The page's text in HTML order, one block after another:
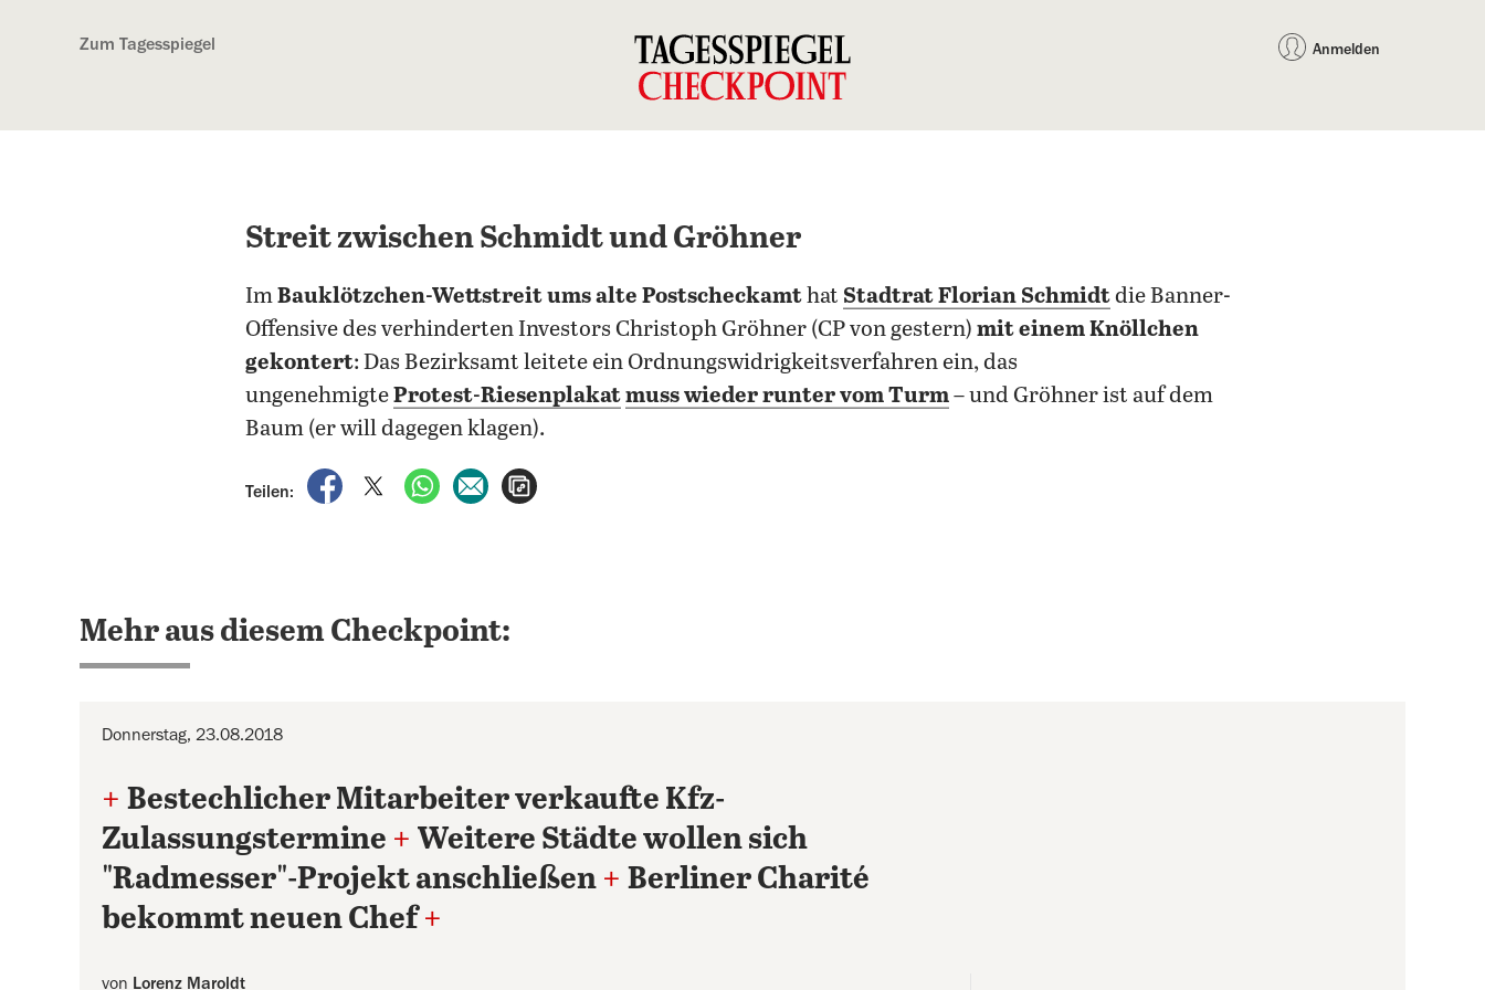
Zum Tagesspiegel Anmelden
Streit zwischen Schmidt und Gröhner
ImBauklötzchen-Wettstreit ums alte Postscheckamthat Stadtrat Florian Schmidtdie Banner-
Offensive des verhinderten Investors Christoph Gröhner (CP von gestern) mit einem Knöllchen
gekontert: Das Bezirksamt leitete ein Ordnungswidrigkeitsverfahren ein, das
ungenehmigteProtest-Riesenplakatmuss wieder runter vom Turm– und Gröhner ist auf dem
Baum (er will dagegen klagen).
Teilen:
auf Facebook teilen
auf X teilenper WhatsApp teilen
per E-Mail teilen
Mehr aus diesem Checkpoint:
Donnerstag, 23.08.2018
+ Bestechlicher Mitarbeiter verkaufte Kfz-
Zulassungstermine + Weitere Städte wollen sich
"Radmesser"-Projekt anschließen + Berliner Charité
bekommt neuen Chef +
von Lorenz Maroldt